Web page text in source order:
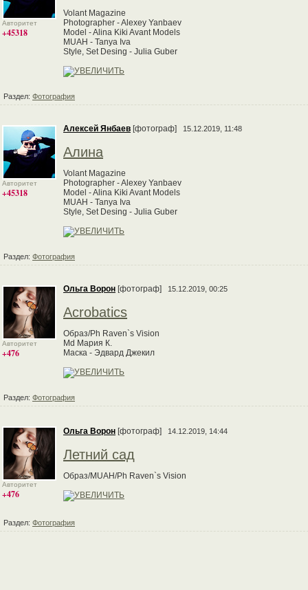
Авторитет
+45318
Volant Magazine
Photographer - Alexey Yanbaev
Model - Alina Kiki Avant Models
MUAH - Tanya Iva
Style, Set Desing - Julia Guber
Раздел: Фотография
Авторитет
+45318
Алексей Янбаев [фотограф] 15.12.2019, 11:48
Алина
Volant Magazine
Photographer - Alexey Yanbaev
Model - Alina Kiki Avant Models
MUAH - Tanya Iva
Style, Set Desing - Julia Guber
Раздел: Фотография
Авторитет
+476
Ольга Ворон [фотограф] 15.12.2019, 00:25
Аcrobatics
Образ/Ph Raven`s Vision
Md Мария К.
Маска - Эдвард Джекил
Раздел: Фотография
Авторитет
+476
Ольга Ворон [фотограф] 14.12.2019, 14:44
Летний сад
Образ/MUAН/Ph Raven`s Vision
Раздел: Фотография